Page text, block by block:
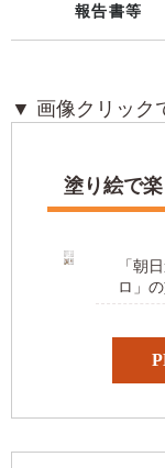
報告書等
▼ 画像クリック
塗り絵で
「朝
ロ」